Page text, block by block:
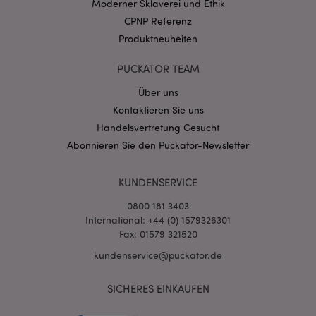
Moderner Sklaverei und Ethik
CPNP Referenz
Produktneuheiten
PUCKATOR TEAM
Über uns
Kontaktieren Sie uns
Handelsvertretung Gesucht
Abonnieren Sie den Puckator-Newsletter
KUNDENSERVICE
0800 181 3403
International: +44 (0) 1579326301
Fax: 01579 321520
kundenservice@puckator.de
SICHERES EINKAUFEN
.puckator.de
mage-cache-storage-section-